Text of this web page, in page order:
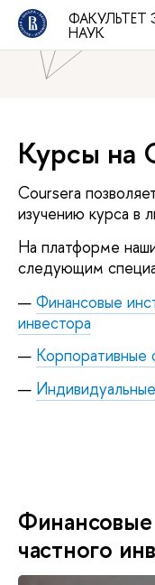
НАУК
Национальный
школа экономики»
Курсы на
Coursera
изучению курса в
На платформе
следующим
Финансовые
инвестора
Корпоративные
частного